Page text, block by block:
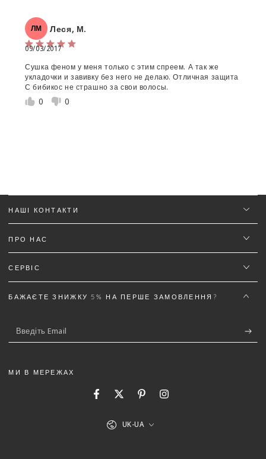
ЛМ Леся, М.
09/03/2017
Сушка феном у меня только с этим спреем. А так же
укладочки и завивку без него не делаю. Отличная защита
С бибикос не страшно за свои волосы.
0 0
НАШІ КОНТАКТИ
ПРО НАС
СЕРВІС
БАЖАЄТЕ ЗНИЖКУ 5% НА ПЕРШЕ ЗАМОВЛЕННЯ?
Введіть
Email
МИ В МЕРЕЖАХ
FacebookTwitterPinterestInstagram
UK-UA